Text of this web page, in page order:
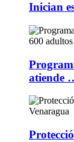
Inician
atiende